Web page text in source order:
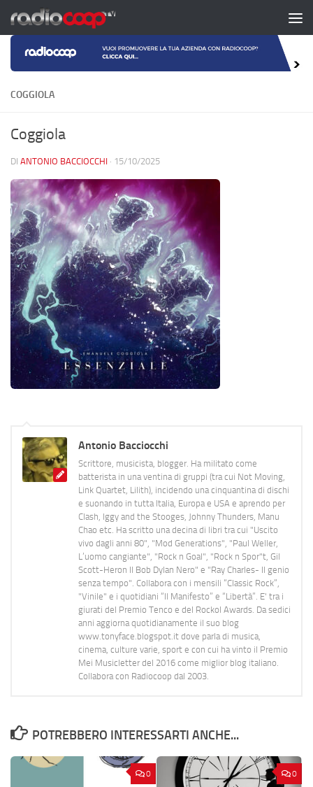
Salta al contenuto
COGGIOLA
Coggiola
DI ANTONIO BACCIOCCHI · 15/10/2025
Antonio Bacciocchi
Scrittore, musicista, blogger. Ha militato come
batterista in una ventina di gruppi (tra cui Not Moving,
Link Quartet, Lilith), incidendo una cinquantina di dischi
e suonando in tutta Italia, Europa e USA e aprendo per
Clash, Iggy and the Stooges, Johnny Thunders, Manu
Chao etc. Ha scritto una decina di libri tra cui "Uscito
vivo dagli anni 80", "Mod Generations", "Paul Weller,
L’uomo cangiante", "Rock n Goal", "Rock n Spor"t, Gil
Scott-Heron Il Bob Dylan Nero" e "Ray Charles- Il genio
senza tempo". Collabora con i mensili “Classic Rock”,
"Vinile" e i quotidiani “Il Manifesto” e “Libertà”. E' tra i
giurati del Premio Tenco e del Rockol Awards. Da sedici
anni aggiorna quotidianamente il suo blog
www.tonyface.blogspot.it dove parla di musica,
cinema, culture varie, sport e con cui ha vinto il Premio
Mei Musicletter del 2016 come miglior blog italiano.
Collabora con Radiocoop dal 2003.
POTREBBERO INTERESSARTI ANCHE...
0 0